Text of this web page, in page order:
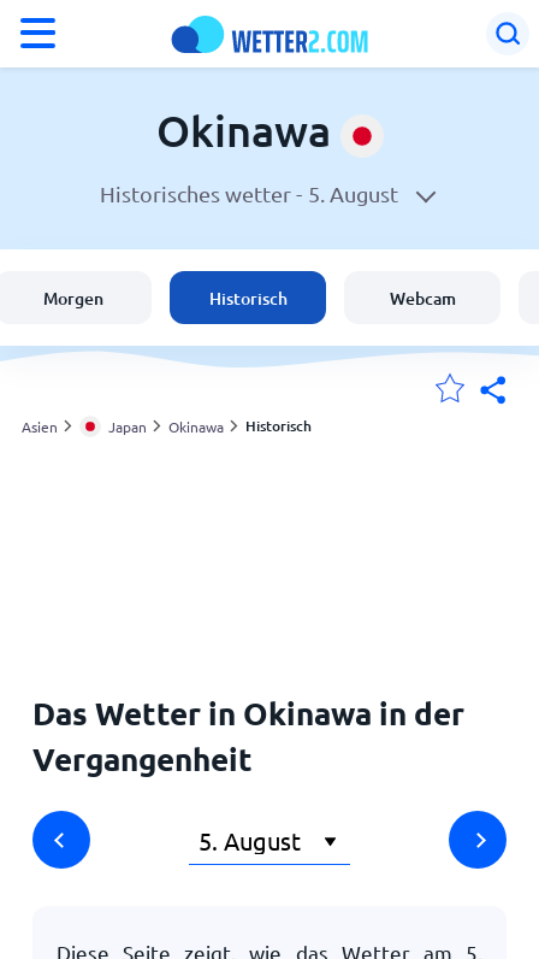
Wetter in Okinawa
Schweiz
Deutschland
Okinawa
Historisches wetter - 5. August
Morgen Historisch Webcam
Asien Japan Okinawa Historisch
Das Wetter in Okinawa in der
Vergangenheit
Diese Seite zeigt, wie das Wetter am 5.